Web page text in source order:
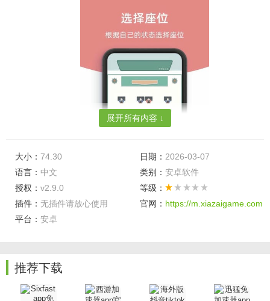
【细致图标】
【真实模拟】
真实模拟教室场景更专注，自习数据均记
展开所有内容 ↓
大小： 74.30 日期： 2026-03-07
语言： 中文 类别： 安卓软件
授权： v2.9.0
等级：
插件： 无插件请放心使用 官网： https://m.xiazaigame.com
平台： 安卓
推荐下载